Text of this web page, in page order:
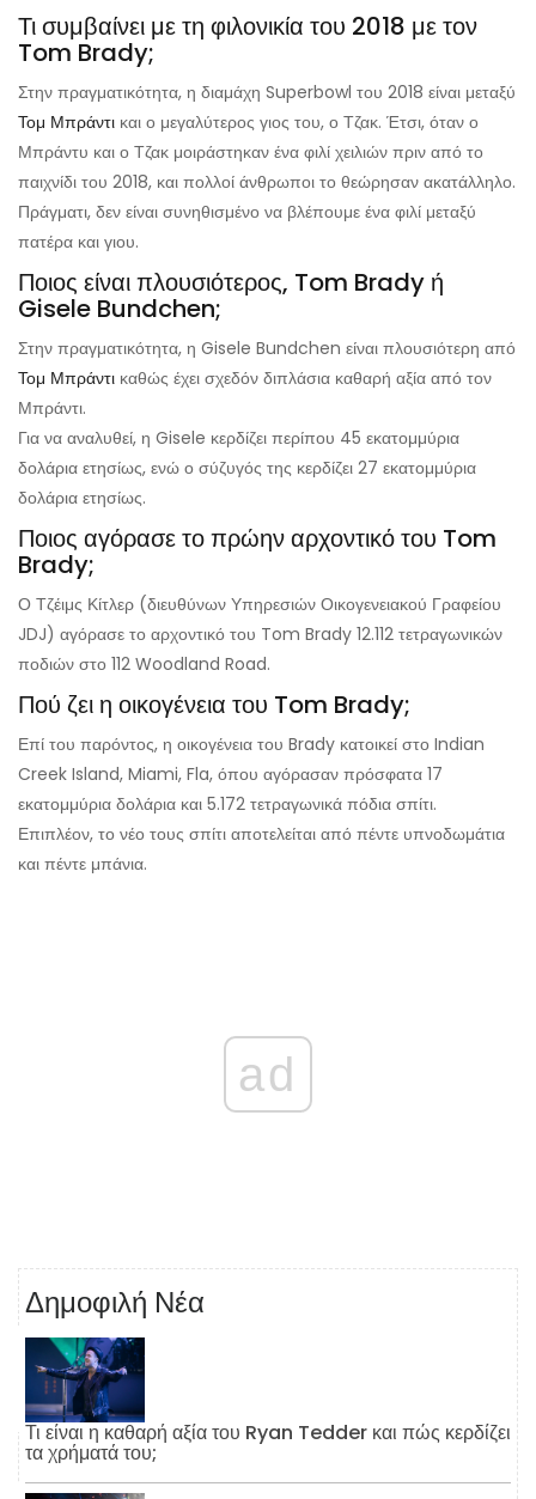
Τι συμβαίνει με τη φιλονικία του 2018 με τον
Tom Brady;
Στην πραγματικότητα, η διαμάχη Superbowl του 2018 είναι μεταξύ
Τομ Μπράντι και ο μεγαλύτερος γιος του, ο Τζακ. Έτσι, όταν ο
Μπράντυ και ο Τζακ μοιράστηκαν ένα φιλί χειλιών πριν από το
παιχνίδι του 2018, και πολλοί άνθρωποι το θεώρησαν ακατάλληλο.
Πράγματι, δεν είναι συνηθισμένο να βλέπουμε ένα φιλί μεταξύ
πατέρα και γιου.
Ποιος είναι πλουσιότερος, Tom Brady ή
Gisele Bundchen;
Στην πραγματικότητα, η Gisele Bundchen είναι πλουσιότερη από
Τομ Μπράντι καθώς έχει σχεδόν διπλάσια καθαρή αξία από τον
Μπράντι.
Για να αναλυθεί, η Gisele κερδίζει περίπου 45 εκατομμύρια
δολάρια ετησίως, ενώ ο σύζυγός της κερδίζει 27 εκατομμύρια
δολάρια ετησίως.
Ποιος αγόρασε το πρώην αρχοντικό του Tom
Brady;
Ο Τζέιμς Κίτλερ (διευθύνων Υπηρεσιών Οικογενειακού Γραφείου
JDJ) αγόρασε το αρχοντικό του Tom Brady 12.112 τετραγωνικών
ποδιών στο 112 Woodland Road.
Πού ζει η οικογένεια του Tom Brady;
Επί του παρόντος, η οικογένεια του Brady κατοικεί στο Indian
Creek Island, Miami, Fla, όπου αγόρασαν πρόσφατα 17
εκατομμύρια δολάρια και 5.172 τετραγωνικά πόδια σπίτι.
Επιπλέον, το νέο τους σπίτι αποτελείται από πέντε υπνοδωμάτια
και πέντε μπάνια.
ad
Δημοφιλή Νέα
Τι είναι η καθαρή αξία του Ryan Tedder και πώς κερδίζει
τα χρήματά του;